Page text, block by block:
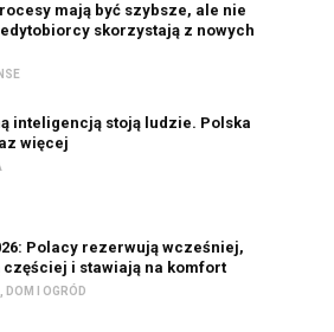
mają być szybsze, ale nie
skorzystają z nowych
inteligencją stoją ludzie. Polska
więcej
Polacy rezerwują wcześniej,
częściej i stawiają na komfort
DOM I OGRÓD